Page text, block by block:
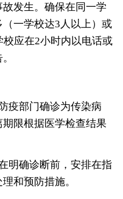
发生。确保在同一学
一学校达3人以上）或
应在2小时内以电话或
疫部门确诊为传染病
限根据医学检查结果
明确诊断前，安排在指
和预防措施。